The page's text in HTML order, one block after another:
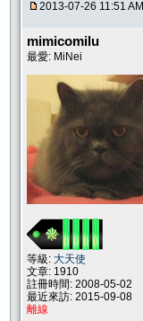
2013-07-26 11:51 AM
mimicomilu
最愛: MiNei
等級: 大天使
文章: 1910
註冊時間: 2008-05-02
最近來訪: 2015-09-08
離線